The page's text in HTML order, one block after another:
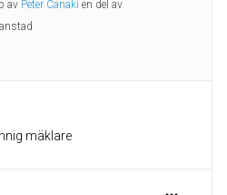
av Peter Canaki en del av
mäklare